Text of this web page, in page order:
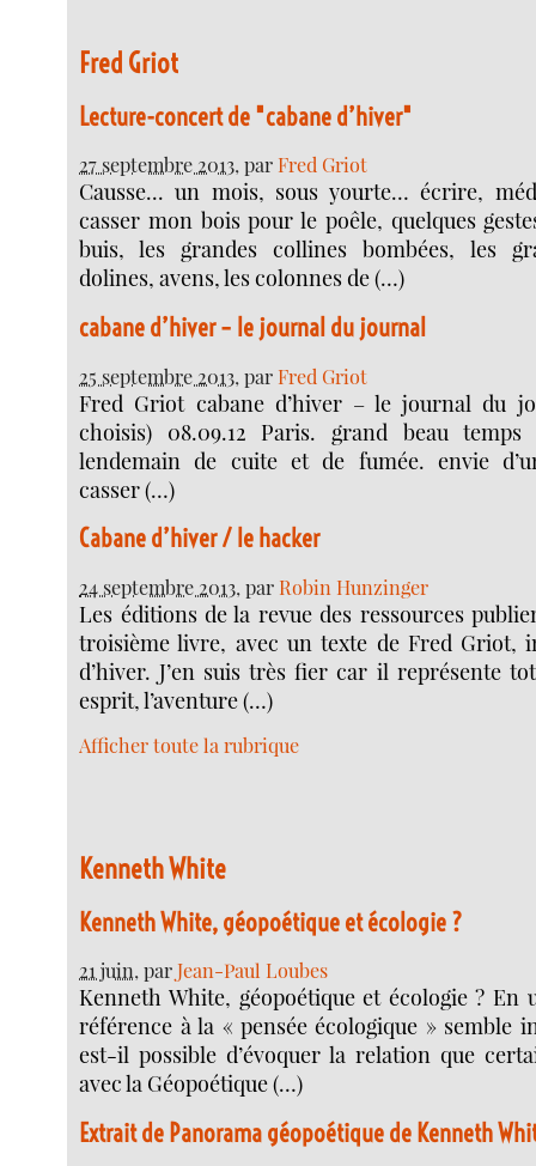
Fred Griot
Lecture-concert de "cabane d’hiver"
27 septembre 2013, parFred Griot
Causse... un mois, sous yourte… écrire,
casser mon bois pour le poêle, quelques
buis, les grandes collines bombées, les
dolines, avens, les colonnes de (…)
cabane d’hiver – le journal du journal
25 septembre 2013, parFred Griot
Fred Griot cabane d’hiver – le journal du
choisis) 08.09.12 Paris. grand beau
lendemain de cuite et de fumée. envie
casser (…)
Cabane d’hiver / le hacker
24 septembre 2013, par Robin Hunzinger
Les éditions de la revue des ressources
troisième livre, avec un texte de Fred Griot,
d’hiver. J’en suis très fier car il représente
esprit, l’aventure (…)
Afficher toute la rubrique
Kenneth White
Kenneth White, géopoétique et écologie ?
21 juin, parJean-Paul Loubes
Kenneth White, géopoétique et écologie ? En
référence à la « pensée écologique » semble
est-il possible d’évoquer la relation que
avec la Géopoétique (…)
Extrait de Panorama géopoétique de Kenneth